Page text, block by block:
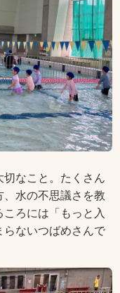
切なこと。たくさん
水の不思議さを教
ろには「もっと入
らないつばめさんで